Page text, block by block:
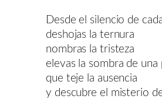
Desde el silencio de
deshojas la ternura
nombras la tristeza
elevas la sombra de una
que teje la ausencia
y descubre el misterio